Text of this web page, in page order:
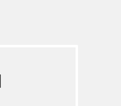
ス その他 令和